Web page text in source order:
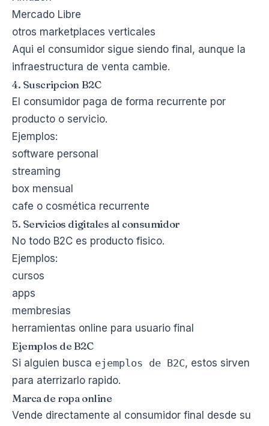
Mercado Libre
otros marketplaces verticales
Aqui el consumidor sigue siendo final, aunque la
infraestructura de venta cambie.
4. Suscripcion B2C
El consumidor paga de forma recurrente por
producto o servicio.
Ejemplos:
software personal
streaming
box mensual
cafe o cosmética recurrente
5. Servicios digitales al consumidor
No todo B2C es producto fisico.
Ejemplos:
cursos
apps
membresias
herramientas online para usuario final
Ejemplos de B2C
Si alguien busca ejemplos de B2C, estos sirven
para aterrizarlo rapido.
Marca de ropa online
Vende directamente al consumidor final desde su